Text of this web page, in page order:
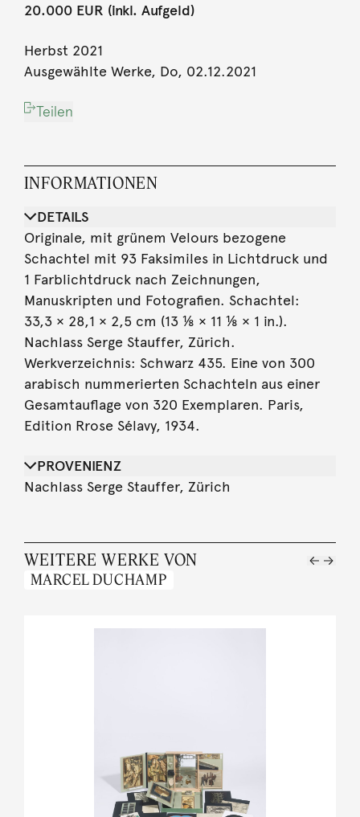
20.000 EUR (inkl. Aufgeld)
Herbst 2021
Ausgewählte Werke, Do, 02.12.2021
Teilen
INFORMATIONEN
DETAILS
Originale, mit grünem Velours bezogene
Schachtel mit 93 Faksimiles in Lichtdruck und
1 Farblichtdruck nach Zeichnungen,
Manuskripten und Fotografien. Schachtel:
33,3 × 28,1 × 2,5 cm (13 ⅛ × 11 ⅛ × 1 in.).
Nachlass Serge Stauffer, Zürich.
Werkverzeichnis: Schwarz 435. Eine von 300
arabisch nummerierten Schachteln aus einer
Gesamtauflage von 320 Exemplaren. Paris,
Edition Rrose Sélavy, 1934.
PROVENIENZ
Nachlass Serge Stauffer, Zürich
WEITERE WERKE VON
MARCEL DUCHAMP